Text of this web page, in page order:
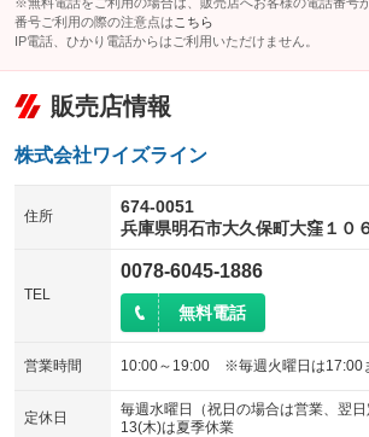
番号ご利用の際の注意点は こちら
IP電話、ひかり電話からはご利用いただけません。
販売店情報
株式会社ワイズライン
住所
674-0051
兵庫県明石市大久保町大窪１０
TEL
0078-6045-1886
無料電話
営業時間 10:00～19:00 ※毎週火曜日は17:00
定休日
毎週水曜日（祝日の場合は営業、翌
13(木)は夏季休業